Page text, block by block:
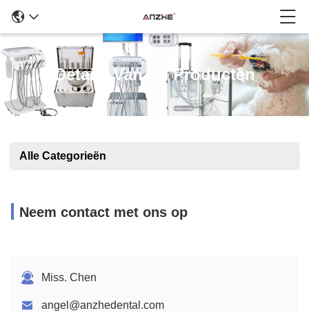
Details Van De Producten
Alle Categorieën
Neem contact met ons op
Miss. Chen
angel@anzhedental.com